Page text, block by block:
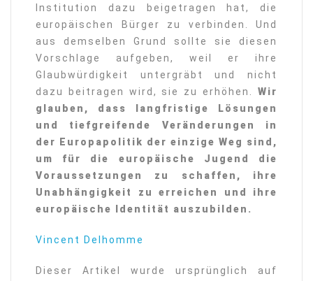
Institution dazu beigetragen hat, die
europäischen Bürger zu verbinden. Und
aus demselben Grund sollte sie diesen
Vorschlage aufgeben, weil er ihre
Glaubwürdigkeit untergräbt und nicht
dazu beitragen wird, sie zu erhöhen. Wir
glauben, dass langfristige Lösungen
und tiefgreifende Veränderungen in
der Europapolitik der einzige Weg sind,
um für die europäische Jugend die
Voraussetzungen zu schaffen, ihre
Unabhängigkeit zu erreichen und ihre
europäische Identität auszubilden.
Vincent Delhomme
Dieser Artikel wurde ursprünglich auf